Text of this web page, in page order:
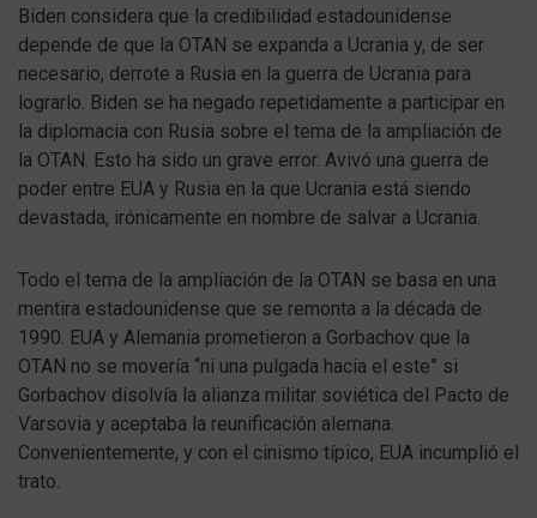
Biden considera que la credibilidad estadounidense
depende de que la OTAN se expanda a Ucrania y, de ser
necesario, derrote a Rusia en la guerra de Ucrania para
lograrlo. Biden se ha negado repetidamente a participar en
la diplomacia con Rusia sobre el tema de la ampliación de
la OTAN. Esto ha sido un grave error. Avivó una guerra de
poder entre EUA y Rusia en la que Ucrania está siendo
devastada, irónicamente en nombre de salvar a Ucrania.
Todo el tema de la ampliación de la OTAN se basa en una
mentira estadounidense que se remonta a la década de
1990. EUA y Alemania prometieron a Gorbachov que la
OTAN no se movería “ni una pulgada hacia el este” si
Gorbachov disolvía la alianza militar soviética del Pacto de
Varsovia y aceptaba la reunificación alemana.
Convenientemente, y con el cinismo típico, EUA incumplió el
trato.